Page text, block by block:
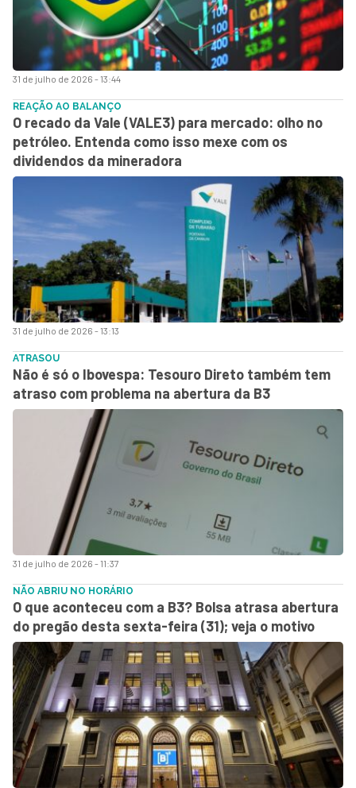
31 de julho de 2026 - 13:44
31 de julho de 2026 - 13:13
REAÇÃO AO BALANÇO
O recado da Vale (VALE3) para mercado: olho no
petróleo. Entenda como isso mexe com os
dividendos da mineradora
31 de julho de 2026 - 11:37
ATRASOU
Não é só o Ibovespa: Tesouro Direto também tem
atraso com problema na abertura da B3
NÃO ABRIU NO HORÁRIO
O que aconteceu com a B3? Bolsa atrasa abertura
do pregão desta sexta-feira (31); veja o motivo